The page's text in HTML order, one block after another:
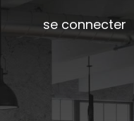
se connecter